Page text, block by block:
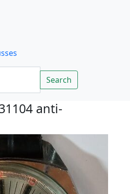
Rechercher
Search
anti-